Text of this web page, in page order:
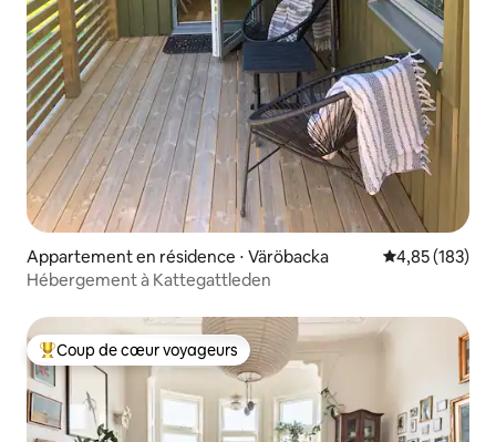
Appartement en résidence ⋅ Väröbacka Évaluation
4,85 (183)
Hébergement à Kattegattleden
Coups de cœur voyageurs les plus appréciés
Coup de cœur voyageurs